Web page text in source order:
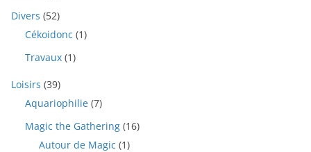
Divers (52)
Cékoidonc (1)
Travaux (1)
Loisirs (39)
Aquariophilie (7)
Magic the Gathering (16)
Autour de Magic (1)